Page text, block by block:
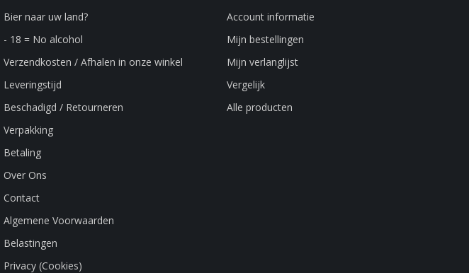
Bier naar uw land?
- 18 = No alcohol
Verzendkosten / Afhalen in onze winkel
Leveringstijd
Beschadigd / Retourneren
Verpakking
Betaling
Over Ons
Contact
Algemene Voorwaarden
Belastingen
Privacy (Cookies)
Account informatie
Mijn bestellingen
Mijn verlanglijst
Vergelijk
Alle producten